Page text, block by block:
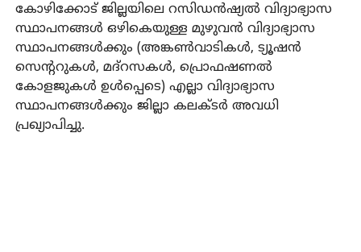
കോഴിക്കോട് ജില്ലയിലെ റസിഡന്‍ഷ്യല്‍ വിദ്യാഭ്യാസ
സ്ഥാപനങ്ങള്‍ ഒഴികെയുള്ള മുഴുവന്‍ വിദ്യാഭ്യാസ
സ്ഥാപനങ്ങള്‍ക്കും (അങ്കണ്‍വാടികള്‍, ട്യൂഷന്‍
സെന്ററുകള്‍, മദ്‌റസകള്‍, പ്രൊഫഷണല്‍
കോളജുകള്‍ ഉള്‍പ്പെടെ) എല്ലാ വിദ്യാഭ്യാസ
സ്ഥാപനങ്ങള്‍ക്കും ജില്ലാ കലക്ടര്‍ അവധി
പ്രഖ്യാപിച്ചു.